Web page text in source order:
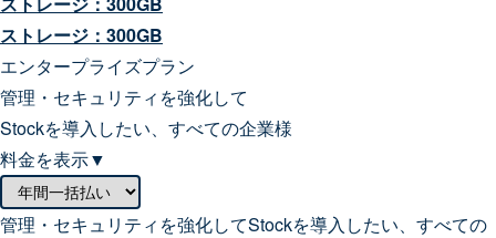
ストレージ： 300GB
エンタープライズプラン
管理・セキュリティを強化して
Stockを導入したい、すべての企業様
料金を表示▼
管理・セキュリティを強化してStockを導入したい、すべての